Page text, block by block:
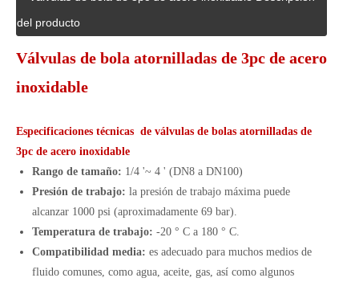
del producto
Válvulas de bola atornilladas de 3pc de acero
inoxidable
Especificaciones técnicas de válvulas de bolas atornilladas de
3pc de acero inoxidable
Rango de tamaño: 1/4 '~ 4 ' (DN8 a DN100)
Presión de trabajo: la presión de trabajo máxima puede
alcanzar 1000 psi (aproximadamente 69 bar).
Temperatura de trabajo: -20 ° C a 180 ° C.
Compatibilidad media: es adecuado para muchos medios de
fluido comunes, como agua, aceite, gas, así como algunos